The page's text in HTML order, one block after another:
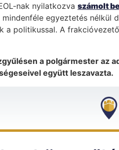
nak nyilatkozva számolt
egyeztetés nélkül
a politikussal. A
a polgármester az
együtt leszavazta.